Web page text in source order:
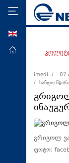
მთავარი
ეკონომიკა
მსოფლიო
სამართალი
imedi /
07
/ სანდო
გრიგოლ
ფოტო: